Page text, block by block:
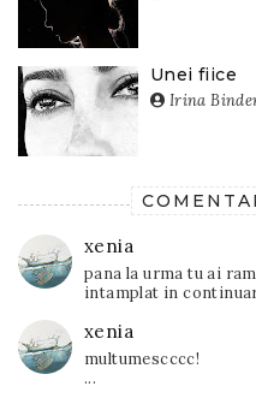
Unei fiice
Irina
xenia
pana la urma tu ai
intamplat in
xenia
multumescccc!
...